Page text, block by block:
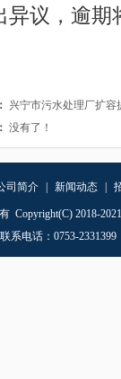
异议，逾期
兴宁市污水处理厂扩容
没有了！
司简介 新闻动态
Copyright(C) 2018-
联系电话 ： 0753-